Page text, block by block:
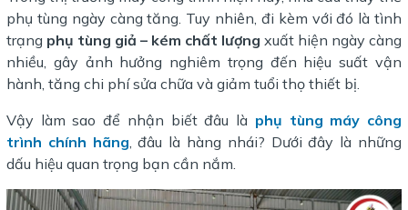
phụ tùng ngày càng tăng. Tuy nhiên, đi kèm với đó là tình
trạng phụ tùng giả – kém chất lượng xuất hiện ngày càng
nhiều, gây ảnh hưởng nghiêm trọng đến hiệu suất vận
hành, tăng chi phí sửa chữa và giảm tuổi thọ thiết bị.
Vậy làm sao để nhận biết đâu là phụ tùng máy công
trình chính hãng, đâu là hàng nhái? Dưới đây là những
dấu hiệu quan trọng bạn cần nắm.